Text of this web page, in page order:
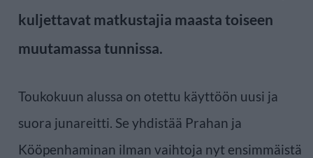
kuljettavat matkustajia maasta toiseen
muutamassa tunnissa.
Toukokuun alussa on otettu käyttöön uusi ja
suora junareitti. Se yhdistää Prahan ja
Kööpenhaminan ilman vaihtoja nyt ensimmäistä